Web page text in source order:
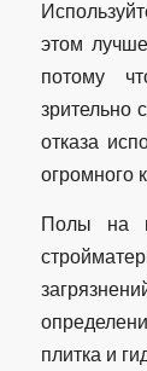
этом
потому
зрительно
отказа
огромного
Полы на
плитка и